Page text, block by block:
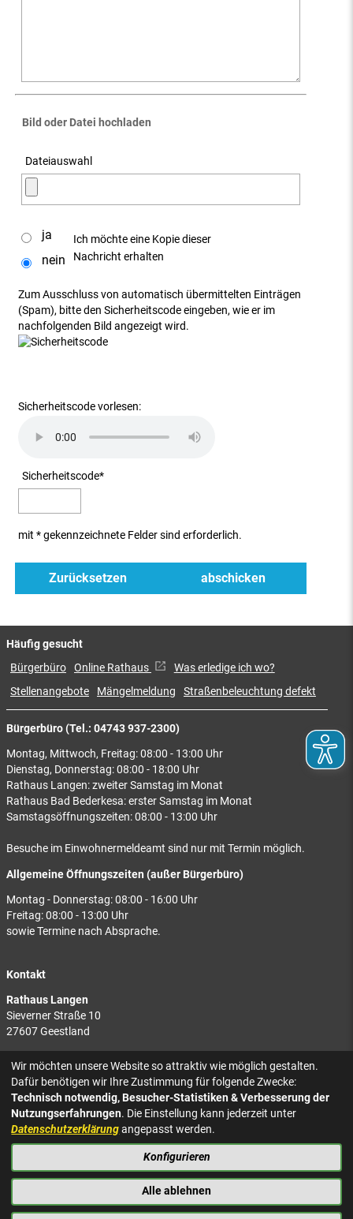
Bild oder Datei hochladen
Dateiauswahl
Ich möchte eine Kopie dieser
Nachricht erhalten
ja
nein
Zum Ausschluss von automatisch übermittelten Einträgen
(Spam), bitte den Sicherheitscode eingeben, wie er im
nachfolgenden Bild angezeigt wird.
Sicherheitscode vorlesen:
Sicherheitscode*
mit * gekennzeichnete Felder sind erforderlich.
Bürgerbüro (Tel.: 04743 937-2300)
Montag, Mittwoch, Freitag: 08:00 - 13:00 Uhr
Dienstag, Donnerstag: 08:00 - 18:00 Uhr
Rathaus Langen: zweiter Samstag im Monat
Rathaus Bad Bederkesa: erster Samstag im Monat
Samstagsöffnungszeiten: 08:00 - 13:00 Uhr
Besuche im Einwohnermeldeamt sind nur mit Termin möglich.
Allgemeine Öffnungszeiten (außer Bürgerbüro)
Montag - Donnerstag: 08:00 - 16:00 Uhr
Freitag: 08:00 - 13:00 Uhr
sowie Termine nach Absprache.
Kontakt
Rathaus Langen
Sieverner Straße 10
27607 Geestland
Rathaus Bad Bederkesa
Am Markt 8
27624 Geestland
Tel.: 04743 937-2300
Häufig gesucht
Bürgerbüro Online Rathaus
Was erledige ich wo?
Stellenangebote
Mängelmeldung Straßenbeleuchtung defekt
KONTAKT
IMPRESSUM
BARRIEREFREIHEIT
NACH OBEN
Wir möchten unsere Website so attraktiv wie möglich gestalten.
Dafür benötigen wir Ihre Zustimmung für folgende Zwecke:
Technisch notwendig, Besucher-Statistiken & Verbesserung der
Nutzungserfahrungen. Die Einstellung kann jederzeit unter
Datenschutzerklärungangepasst werden.
Konfigurieren
Alle ablehnen